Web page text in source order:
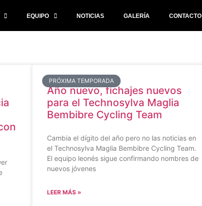
EQUIPO NOTICIAS GALERÍA CONTACTO
PRÓXIMA TEMPORADA
Año nuevo, fichajes nuevos
para el Technosylva Maglia
Bembibre Cycling Team
Cambia el dígito del año pero no las noticias en
el Technosylva Maglia Bembibre Cycling Team.
El equipo leonés sigue confirmando nombres de
nuevos jóvenes
LEER MÁS »